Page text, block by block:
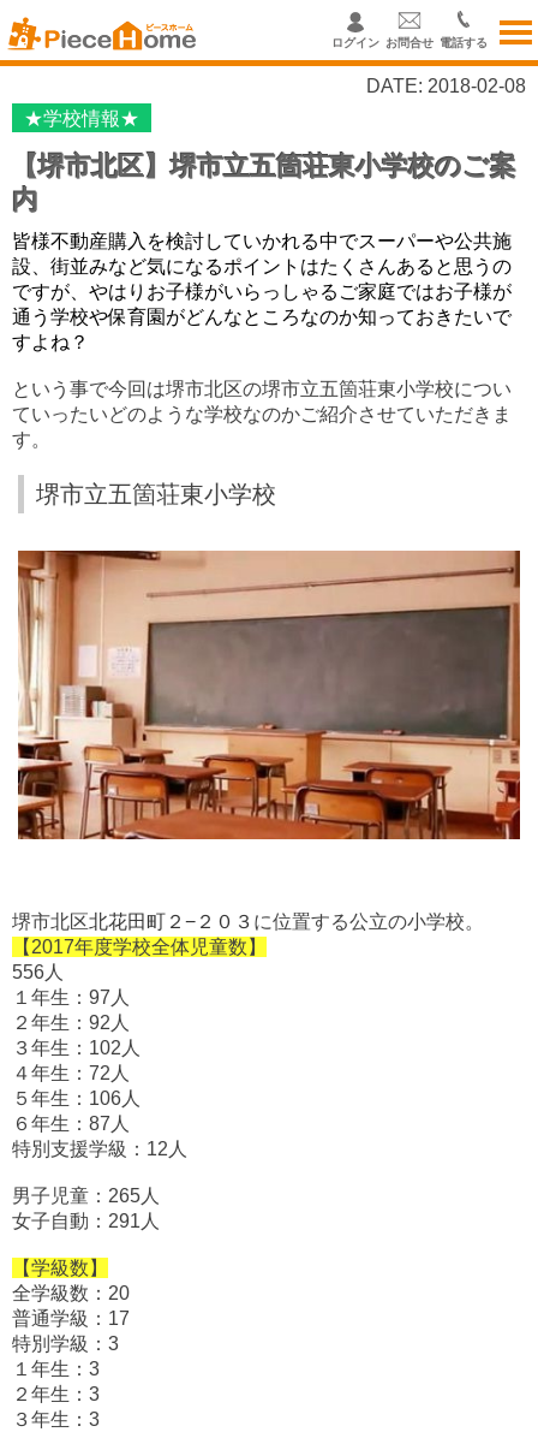
ログイン お問合せ 電話する
DATE: 2018-02-08
★学校情報★
【堺市北区】堺市立五箇荘東小学校のご案
内
皆様不動産購入を検討していかれる中でスーパーや公共施
設、街並みなど気になるポイントはたくさんあると思うの
ですが、やはりお子様がいらっしゃるご家庭ではお子様が
通う学校や保育園がどんなところなのか知っておきたいで
すよね？
という事で今回は堺市北区の堺市立五箇荘東小学校につい
ていったいどのような学校なのかご紹介させていただきま
す。
堺市立五箇荘東小学校
堺市北区北花田町２−２０３ に位置する公立の小学校。
【2017年度学校全体児童数】
556人
１年生：97人
２年生：92人
３年生：102人
４年生：72人
５年生：106人
６年生：87人
特別支援学級：12人
男子児童：265人
女子自動：291人
【学級数】
全学級数：20
普通学級：17
特別学級：3
１年生：3
２年生：3
３年生：3